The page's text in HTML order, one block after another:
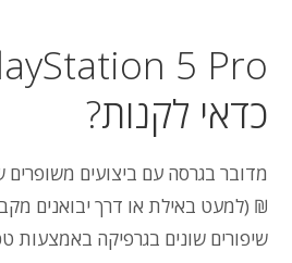
כדאי לקנות?
₪ (למעט באילת או דרך יבואנים